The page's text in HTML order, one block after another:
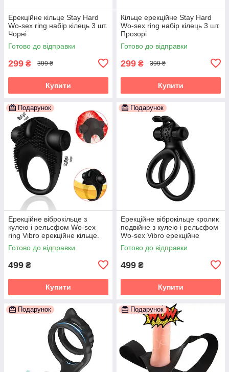
Ерекційне кільце Stay Hard
Wo-sex ring набір кілець 3 шт.
Чорні
Готово до відправки
299 ₴ 399 ₴
Купити
Кільце ерекційне Stay Hard
Wo-sex ring набір кілець 3 шт.
Прозорі
Готово до відправки
299 ₴ 399 ₴
Купити
Подарунок
Ерекційне віброкільце з
кулею і рельєфом Wo-sex
ring Vibro ерекційне кільце.
Чорне
Готово до відправки
499 ₴
Купити
Подарунок
Ерекційне віброкільце кролик
подвійне з кулею і рельєфом
Wo-sex Vibro ерекційне
кільце. Чорне
Готово до відправки
499 ₴
Купити
Подарунок Подарунок